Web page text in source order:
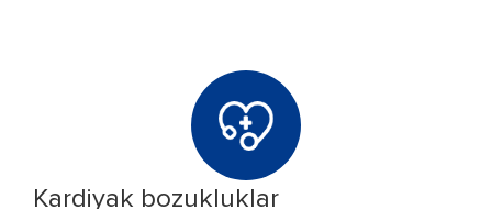
Kardiyak bozukluklar